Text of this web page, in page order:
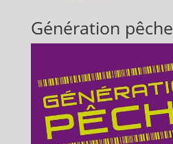
Génération pêche